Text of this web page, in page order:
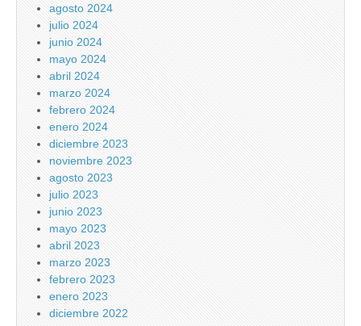
agosto 2024
julio 2024
junio 2024
mayo 2024
abril 2024
marzo 2024
febrero 2024
enero 2024
diciembre 2023
noviembre 2023
agosto 2023
julio 2023
junio 2023
mayo 2023
abril 2023
marzo 2023
febrero 2023
enero 2023
diciembre 2022